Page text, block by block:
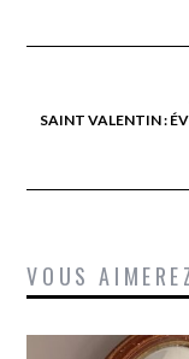
SAINT VALENTIN :
VOUS